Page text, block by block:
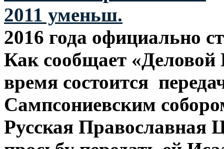
2016 года официально
Как сообщает
время состоится
Сампсониевским
Русская Православная